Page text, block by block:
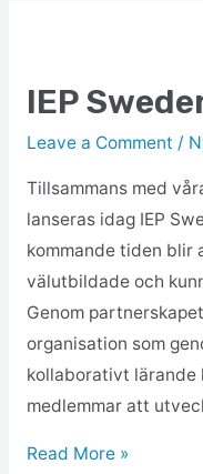
IEP
Leave a Comment /
Tillsammans med
lanseras idag IEP
kommande tiden blir
välutbildade och
Genom
organisation som
kollaborativt lärande
medlemmar att
Read More »